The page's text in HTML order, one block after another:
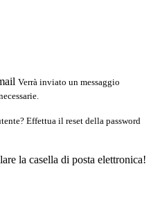
Verrà inviato un messaggio
Effettua il reset della password
la casella di posta elettronica!